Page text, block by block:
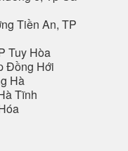
Tiền An, TP
Tuy Hòa
Đồng Hới
Hà
Tĩnh